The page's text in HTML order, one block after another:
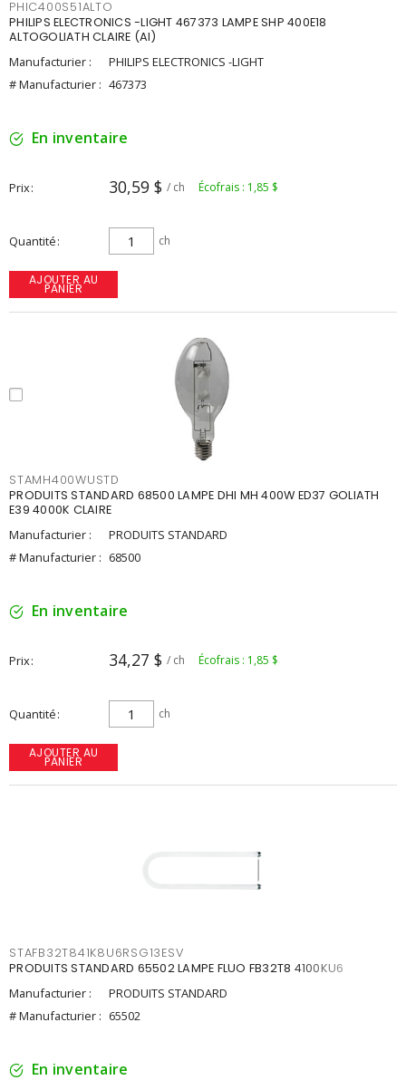
PHIC400S51ALTO
PHILIPS ELECTRONICS -LIGHT 467373 LAMPE SHP 400E18
ALTOGOLIATH CLAIRE (AI)
Manufacturier :
PHILIPS ELECTRONICS -LIGHT
# Manufacturier : 467373
En inventaire
Prix 30,59 $ / ch Écofrais : 1,85 $
Quantité ch
AJOUTER AU
PANIER
STAMH400WUSTD
PRODUITS STANDARD 68500 LAMPE DHI MH 400W ED37 GOLIATH
E39 4000K CLAIRE
Manufacturier :
PRODUITS STANDARD
# Manufacturier : 68500
En inventaire
Prix 34,27 $ / ch Écofrais : 1,85 $
Quantité ch
AJOUTER AU
PANIER
STAFB32T841K8U6RSG13ESV
PRODUITS STANDARD 65502 LAMPE FLUO FB32T8 4100KU6
Manufacturier :
PRODUITS STANDARD
# Manufacturier : 65502
En inventaire